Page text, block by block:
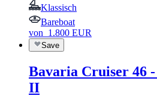
Klassisch
Bareboat
von 1.800 EUR
Save
Bavaria Cruiser 46
II